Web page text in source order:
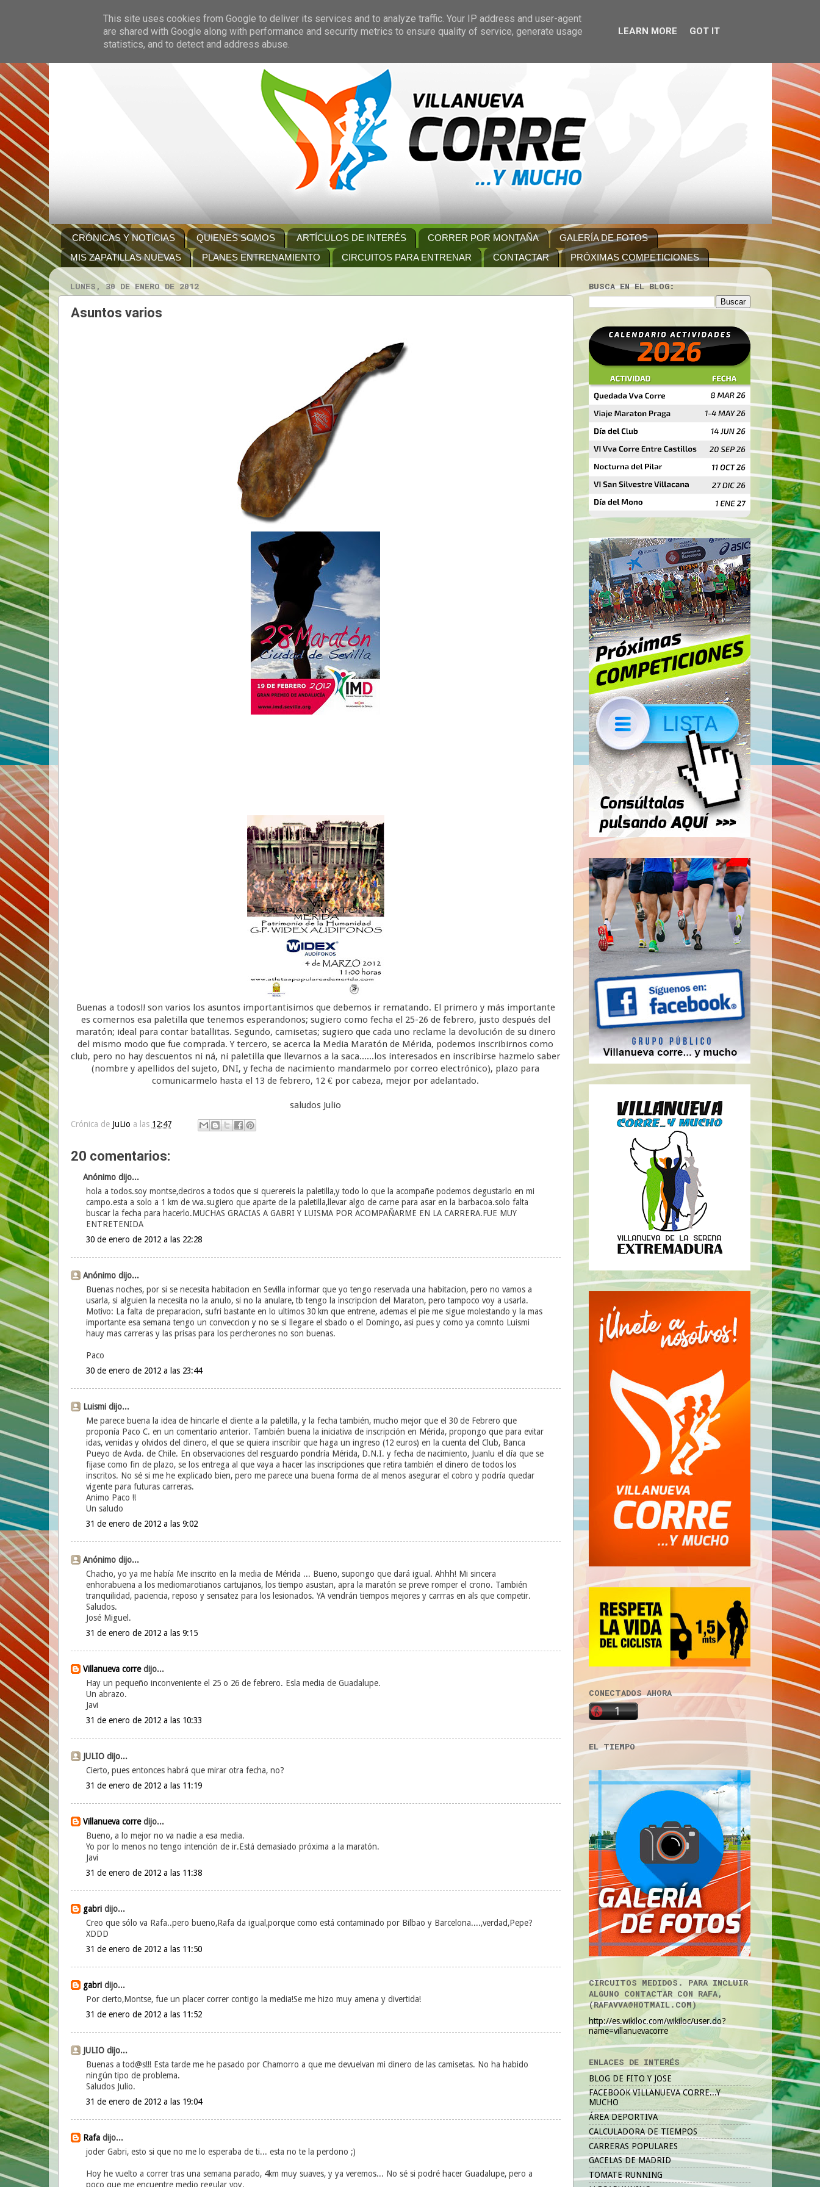
CRÓNICAS Y NOTICIAS QUIENES SOMOS ARTÍCULOS DE INTERÉS CORRER POR MONTAÑA
GALERÍA DE FOTOS
MIS ZAPATILLAS NUEVAS
PLANES ENTRENAMIENTO CIRCUITOS PARA ENTRENAR CONTACTAR PRÓXIMAS COMPETICIONES
LUNES, 30 DE ENERO DE 2012
Asuntos varios
Buenas a todos!! son varios los asuntos importantisimos que debemos ir rematando. El primero y más importante
es comernos esa paletilla que tenemos esperandonos; sugiero como fecha el 25-26 de febrero, justo después del
maratón; ideal para contar batallitas. Segundo, camisetas; sugiero que cada uno reclame la devolución de su dinero
del mismo modo que fue comprada. Y tercero, se acerca la Media Maratón de Mérida, podemos inscribirnos como
club, pero no hay descuentos ni ná, ni paletilla que llevarnos a la saca......los interesados en inscribirse hazmelo saber
(nombre y apellidos del sujeto, DNI, y fecha de nacimiento mandarmelo por correo electrónico), plazo para
comunicarmelo hasta el 13 de febrero, 12 € por cabeza, mejor por adelantado.
saludos Julio
Crónica de JuLio a las 12:47
20 comentarios:
Anónimo dijo...
hola a todos.soy montse,deciros a todos que si querereis la paletilla,y todo lo que la acompañe podemos degustarlo en mi
campo.esta a solo a 1 km de vva.sugiero que aparte de la paletilla,llevar algo de carne para asar en la barbacoa.solo falta
buscar la fecha para hacerlo.MUCHAS GRACIAS A GABRI Y LUISMA POR ACOMPAÑARME EN LA CARRERA.FUE MUY
ENTRETENIDA
30 de enero de 2012 a las 22:28
Anónimo dijo...
Buenas noches, por si se necesita habitacion en Sevilla informar que yo tengo reservada una habitacion, pero no vamos a
usarla, si alguien la necesita no la anulo, si no la anulare, tb tengo la inscripcion del Maraton, pero tampoco voy a usarla.
Motivo: La falta de preparacion, sufri bastante en lo ultimos 30 km que entrene, ademas el pie me sigue molestando y la mas
importante esa semana tengo un conveccion y no se si llegare el sbado o el Domingo, asi pues y como ya comnto Luismi
hauy mas carreras y las prisas para los percherones no son buenas.
Paco
30 de enero de 2012 a las 23:44
Luismi dijo...
Me parece buena la idea de hincarle el diente a la paletilla, y la fecha también, mucho mejor que el 30 de Febrero que
proponía Paco C. en un comentario anterior. También buena la iniciativa de inscripción en Mérida, propongo que para evitar
idas, venidas y olvidos del dinero, el que se quiera inscribir que haga un ingreso (12 euros) en la cuenta del Club, Banca
Pueyo de Avda. de Chile. En observaciones del resguardo pondría Mérida, D.N.I. y fecha de nacimiento, Juanlu el día que se
fijase como fin de plazo, se los entrega al que vaya a hacer las inscripciones que retira también el dinero de todos los
inscritos. No sé si me he explicado bien, pero me parece una buena forma de al menos asegurar el cobro y podría quedar
vigente para futuras carreras.
Animo Paco !!
Un saludo
31 de enero de 2012 a las 9:02
Anónimo dijo...
Chacho, yo ya me había Me inscrito en la media de Mérida ... Bueno, supongo que dará igual. Ahhh! Mi sincera
enhorabuena a los mediomarotianos cartujanos, los tiempo asustan, apra la maratón se preve romper el crono. También
tranquilidad, paciencia, reposo y sensatez para los lesionados. YA vendrán tiempos mejores y carrras en als que competir.
Saludos.
José Miguel.
31 de enero de 2012 a las 9:15
Villanueva corredijo...
Hay un pequeño inconveniente el 25 o 26 de febrero. Esla media de Guadalupe.
Un abrazo.
Javi
31 de enero de 2012 a las 10:33
JULIO dijo...
Cierto, pues entonces habrá que mirar otra fecha, no?
31 de enero de 2012 a las 11:19
Villanueva corredijo...
Bueno, a lo mejor no va nadie a esa media.
Yo por lo menos no tengo intención de ir.Está demasiado próxima a la maratón.
Javi
31 de enero de 2012 a las 11:38
gabridijo...
Creo que sólo va Rafa..pero bueno,Rafa da igual,porque como está contaminado por Bilbao y Barcelona....,verdad,Pepe?
XDDD
31 de enero de 2012 a las 11:50
gabridijo...
Por cierto,Montse, fue un placer correr contigo la media!Se me hizo muy amena y divertida!
31 de enero de 2012 a las 11:52
JULIO dijo...
Buenas a tod@s!!! Esta tarde me he pasado por Chamorro a que me devuelvan mi dinero de las camisetas. No ha habido
ningún tipo de problema.
Saludos Julio.
31 de enero de 2012 a las 19:04
Rafadijo...
joder Gabri, esto si que no me lo esperaba de ti... esta no te la perdono ;)
Hoy he vuelto a correr tras una semana parado, 4km muy suaves, y ya veremos... No sé si podré hacer Guadalupe, pero a
poco que me encuentre medio regular voy.
BUSCA EN EL BLOG:
CONECTADOS AHORA
EL TIEMPO
CIRCUITOS MEDIDOS. PARA INCLUIR
ALGUNO CONTACTAR CON RAFA,
(RAFAVVA@HOTMAIL.COM)
http://es.wikiloc.com/wikiloc/user.do?
name=villanuevacorre
ENLACES DE INTERÉS
BLOG DE FITO Y JOSE
FACEBOOK VILLANUEVA CORRE...Y
MUCHO
ÁREA DEPORTIVA
CALCULADORA DE TIEMPOS
CARRERAS POPULARES
GACELAS DE MADRID
TOMATE RUNNING
This site uses cookies from Google to deliver its services and to analyze traffic. Your IP address and user-agent
are shared with Google along with performance and security metrics to ensure quality of service, generate usage
statistics, and to detect and address abuse.
LEARN MORE GOT IT